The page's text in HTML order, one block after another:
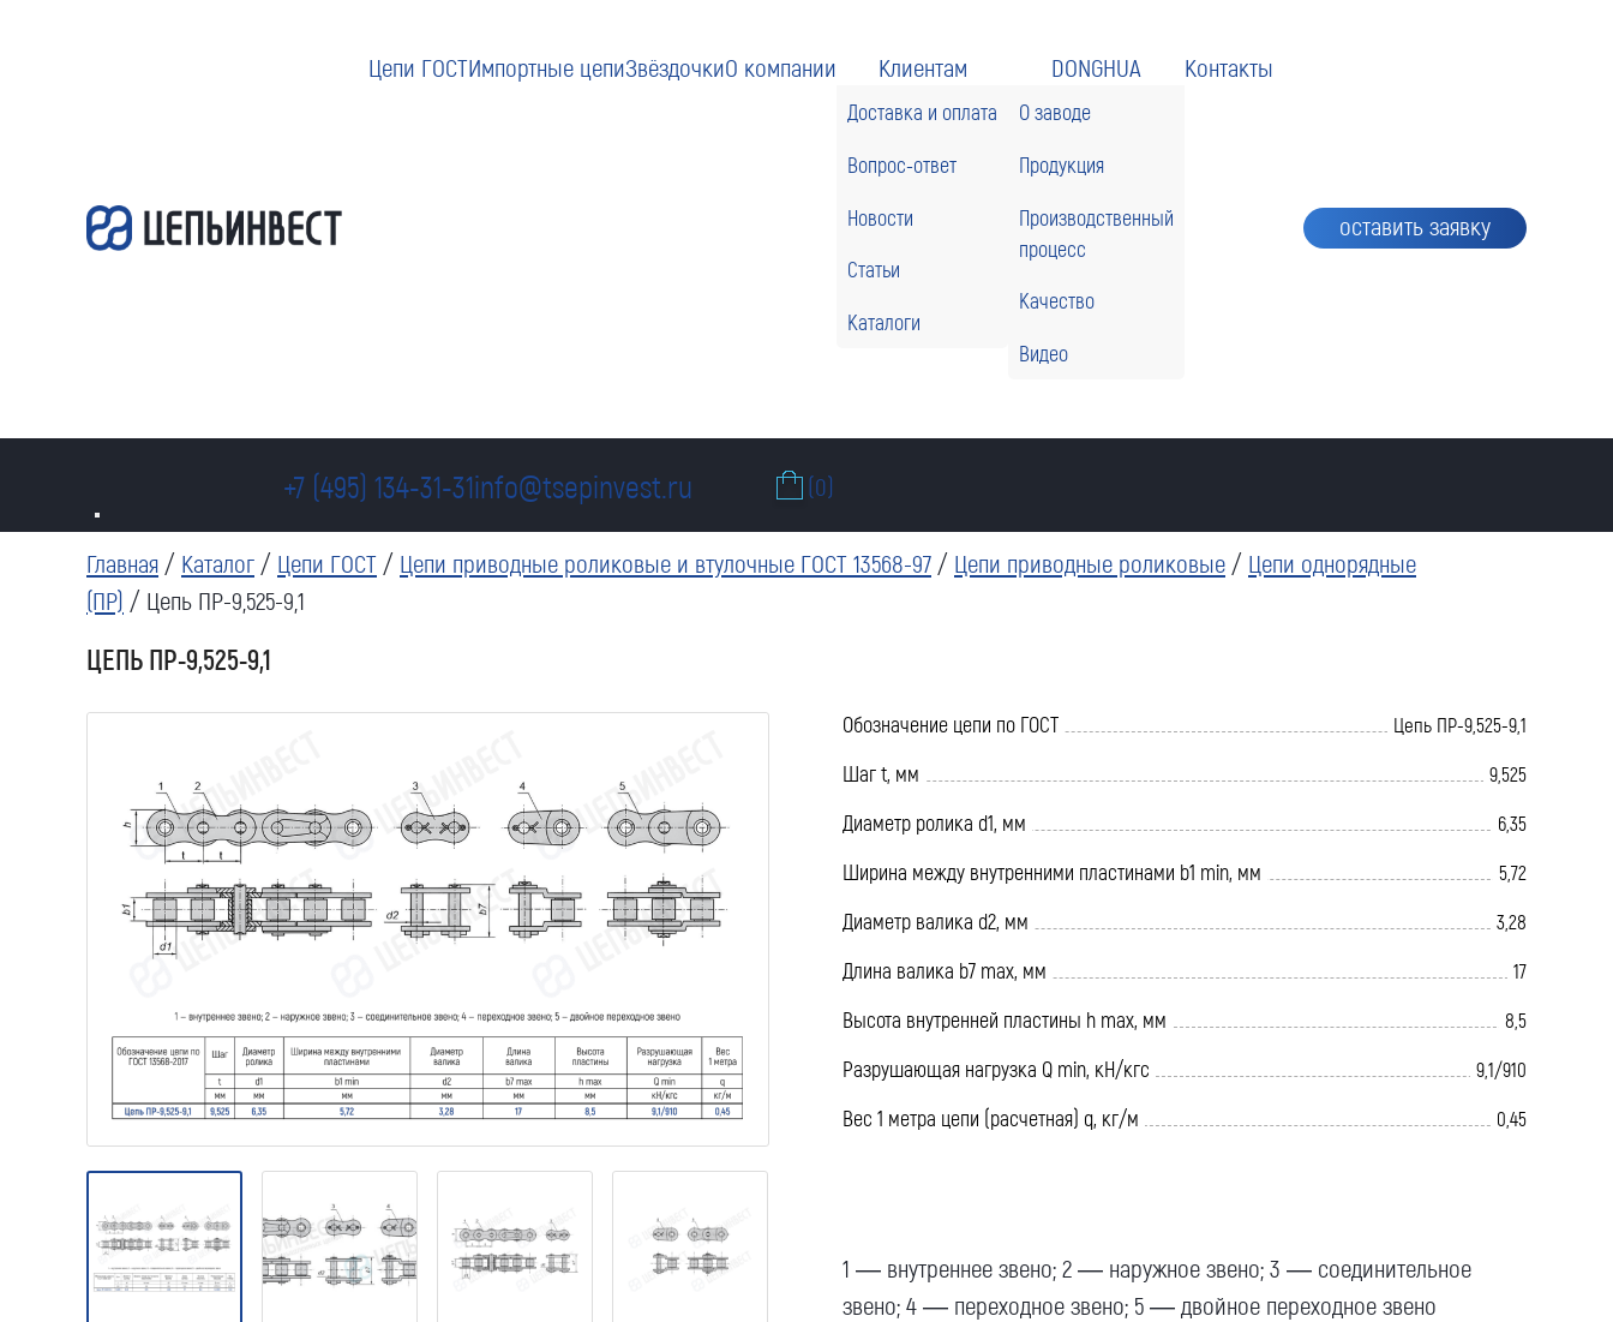
Цепи ГОСТИмпортные цепиЗвёздочкиО компании Клиентам
Доставка и оплата
Вопрос-ответ
Новости
Статьи
Каталоги
DONGHUA
О заводе
Продукция
Производственный
процесс
Качество
Видео
Контакты
оставить заявку
+7 (495) 134-31-31info@tsepinvest.ru (0)
Главная / Каталог / Цепи ГОСТ / Цепи приводные роликовые и втулочные ГОСТ 13568-97 / Цепи приводные роликовые / Цепи однорядные
(ПР) / Цепь ПР-9,525-9,1
ЦЕПЬ ПР-9,525-9,1
Обозначение цепи по ГОСТ Цепь ПР-9,525-9,1
Шаг t, мм 9,525
Диаметр ролика d1, мм 6,35
Ширина между внутренними пластинами b1 min, мм 5,72
Диаметр валика d2, мм 3,28
Длина валика b7 max, мм 17
Высота внутренней пластины h max, мм 8,5
Разрушающая нагрузка Q min, кН/кгс 9,1/910
Вес 1 метра цепи (расчетная) q, кг/м 0,45
1 — внутреннее звено; 2 — наружное звено; 3 — соединительное
звено; 4 — переходное звено; 5 — двойное переходное звено